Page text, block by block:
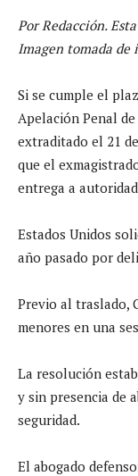
Por Redacción.
Imagen tomada
Si se cumple el
Apelación Penal de
extraditado el 21
que el
entrega a
Estados Unidos
año pasado por
Previo al traslado,
menores en una
La resolución
y sin presencia de
seguridad.
El abogado